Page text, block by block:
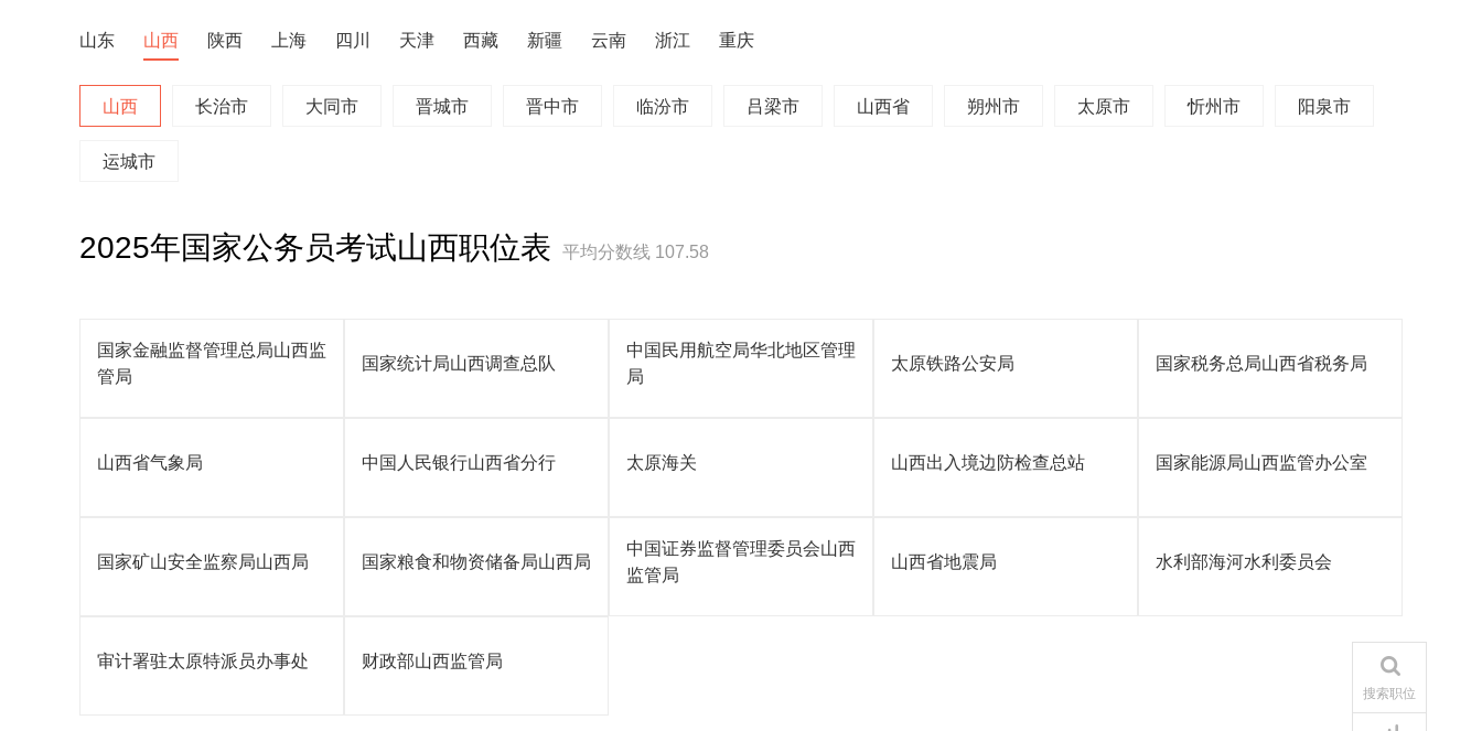
山东 山西 陕西 上海 四川 天津 西藏 新疆 云南 浙江 重庆
山西 长治市 大同市 晋城市 晋中市 临汾市 吕梁市 山西省 朔州市 太原市 忻州市 阳泉市
运城市
2025年国家公务员考试山西职位表 平均分数线 107.58
国家金融监督管理总局山西监
管局
国家统计局山西调查总队
中国民用航空局华北地区管理
局
太原铁路公安局 国家税务总局山西省税务局
山西省气象局 中国人民银行山西省分行 太原海关 山西出入境边防检查总站 国家能源局山西监管办公室
国家矿山安全监察局山西局 国家粮食和物资储备局山西局
中国证券监督管理委员会山西
监管局
山西省地震局 水利部海河水利委员会
审计署驻太原特派员办事处 财政部山西监管局
搜索职位